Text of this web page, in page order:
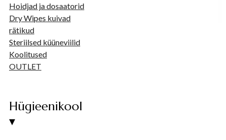
Hoidjad ja dosaatorid
Dry Wipes kuivad
rätikud
Steriilsed küüneviilid
Koolitused
OUTLET
Hügieenikool
▾